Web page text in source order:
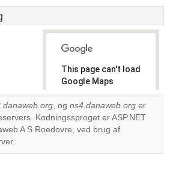
This page can't load
Google Maps
correctly.
Do you
own this
, og ns4.danaweb.org er
Kodningssproget er ASP.NET
A S Roedovre, ved brug af